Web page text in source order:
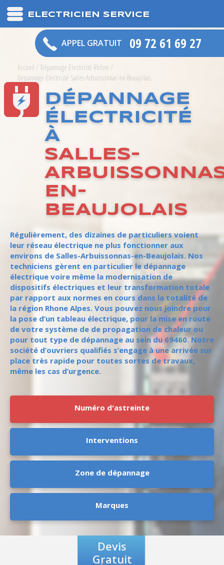
ELECTRICIEN SERVICE
APPEL GRATUIT 09 72 61 69 27
Accueil / Dépannage Electricité Rhône /
Dépannage Electricité Salles-Arbuissonnas-en-Beaujolais
DÉPANNAGE
ÉLECTRICITÉ
À
SALLES-
EN-
BEAUJOLAIS
Régulièrement, des dizaines de particuliers voient
leur réseau électrique ne plus fonctionner aux
environs de Salles-Arbuissonnas-en-Beaujolais. Nos
techniciens gèrent en particulier le dépannage
électrique voire même la modernisation de
dispositifs électriques et leur transformation totale
par rapport aux normes en cours dans la totalité de
la région Rhone Alpes. Vous pouvez nous joindre pour
la pose d’un tableau électrique, pour la mise en route
de votre système de de propagation de chaleur ou
pour tout type de dépannage au sein du 69460. Notre
société d’ouvriers qualifiés s’engage à une arrivée sur
place très rapide pour toutes sortes de travaux,
même les cas d’urgence.
Numéro d'astreinte
Interventions
Zone de dépannage
Marques
Devis
Gratuit